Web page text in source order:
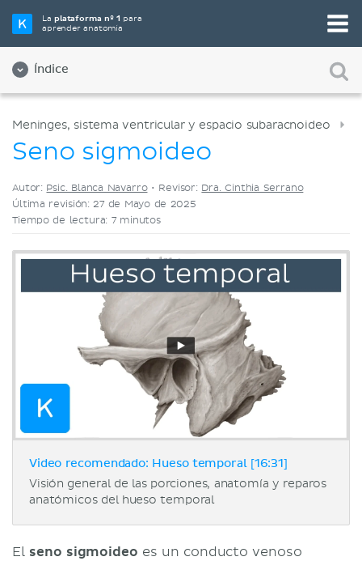
Laplataforma nº 1 para
aprender anatomía
Índice
Elige tu herramienta de estudio favorita
Videos
Meninges, sistema ventricular y espacio subaracnoideo
Seno sigmoideo
Autor: Psic. Blanca Navarro• Revisor: Dra. Cinthia Serrano
Última revisión: 27 de Mayo de 2025
Tiempo de lectura: 7 minutos
Video recomendado: Hueso temporal [16:31]
Visión general de las porciones, anatomía y reparos
anatómicos del hueso temporal
El seno sigmoideo es un conducto venoso